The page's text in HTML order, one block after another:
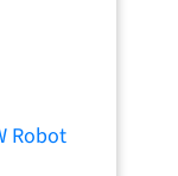
Robot